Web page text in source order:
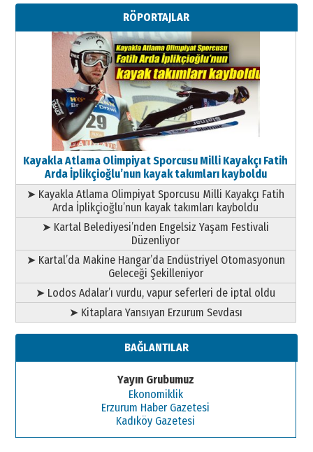
Metin Külünk: Aileyi Korumak
Geleceği Korumaktır
11 Mayıs 2026 Pazartesi
RÖPORTAJLAR
Kayakla Atlama Olimpiyat Sporcusu Milli Kayakçı Fatih
Arda İplikçioğlu’nun kayak takımları kayboldu
➤ Kayakla Atlama Olimpiyat Sporcusu Milli Kayakçı Fatih
Arda İplikçioğlu’nun kayak takımları kayboldu
➤ Kartal Belediyesi’nden Engelsiz Yaşam Festivali
Düzenliyor
➤ Kartal’da Makine Hangar’da Endüstriyel Otomasyonun
Geleceği Şekilleniyor
➤ Lodos Adalar’ı vurdu, vapur seferleri de iptal oldu
➤ Kitaplara Yansıyan Erzurum Sevdası
BAĞLANTILAR
Yayın Grubumuz
Ekonomiklik
Erzurum Haber Gazetesi
Kadıköy Gazetesi